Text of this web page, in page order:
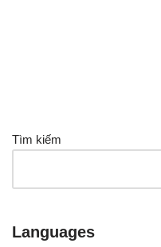
Tìm kiếm
Languages